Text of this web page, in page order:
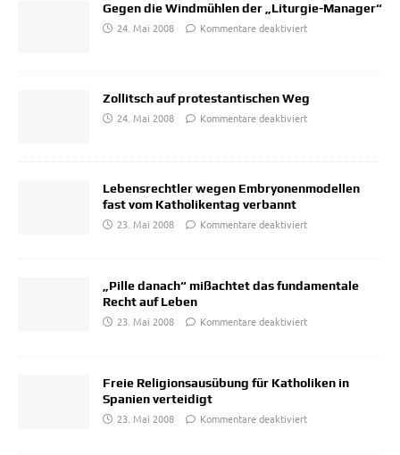
Gegen die Windmühlen der „Liturgie-Manager“
24. Mai 2008
Kommentare deaktiviert
Zollitsch auf protestantischen Weg
24. Mai 2008
Kommentare deaktiviert
Lebensrechtler wegen Embryonenmodellen
fast vom Katholikentag verbannt
23. Mai 2008
Kommentare deaktiviert
„Pille danach“ mißachtet das fundamentale
Recht auf Leben
23. Mai 2008
Kommentare deaktiviert
Freie Religionsausübung für Katholiken in
Spanien verteidigt
23. Mai 2008
Kommentare deaktiviert